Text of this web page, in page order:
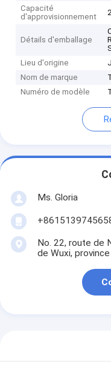
Capacité
d'approvisionnement
Détails d'emballage
Lieu d'origine
Nom de marque
Numéro de modèle
Ms. Gloria
No. 22, route de
de Wuxi,